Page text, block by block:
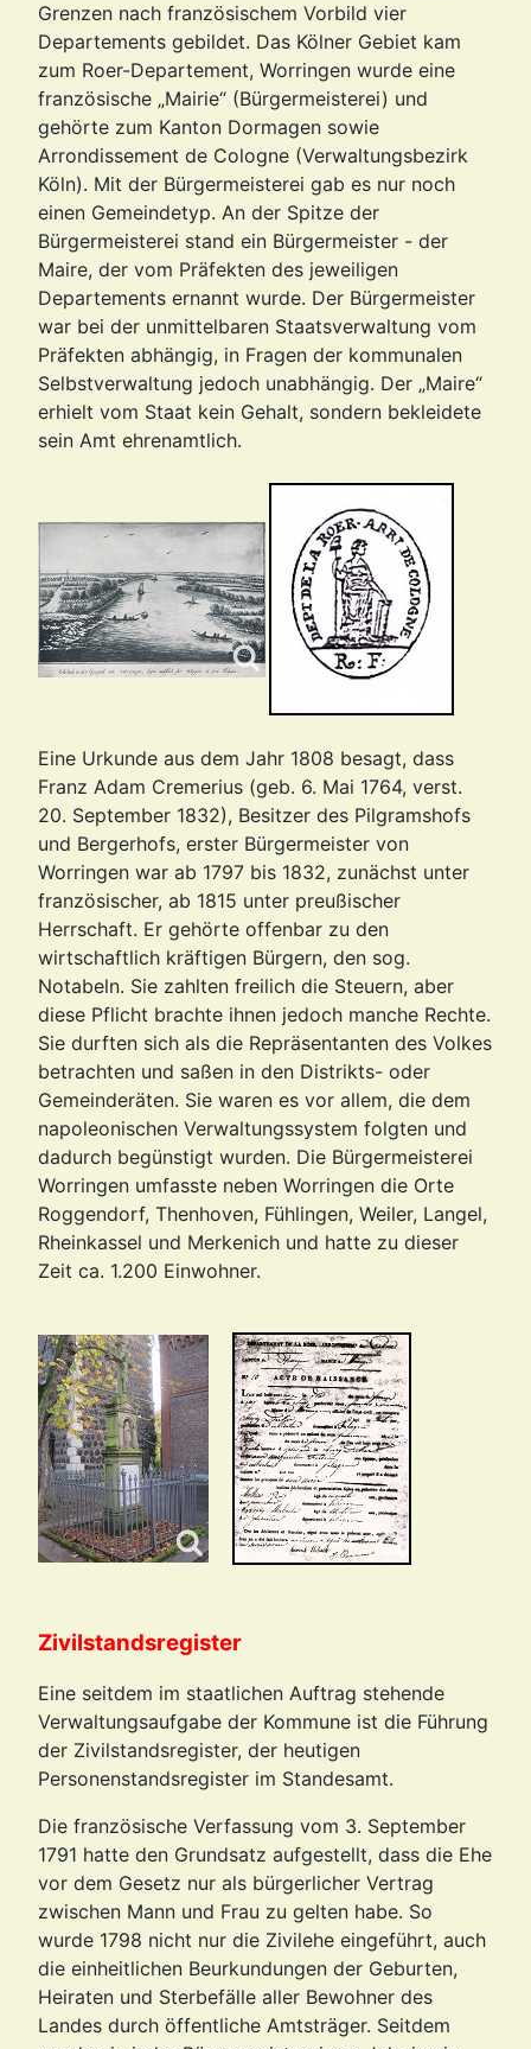
Grenzen nach französischem Vorbild vier
Departements gebildet. Das Kölner Gebiet kam
zum Roer-Departement, Worringen wurde eine
französische „Mairie“ (Bürgermeisterei) und
gehörte zum Kanton Dormagen sowie
Arrondissement de Cologne (Verwaltungsbezirk
Köln). Mit der Bürgermeisterei gab es nur noch
einen Gemeindetyp. An der Spitze der
Bürgermeisterei stand ein Bürgermeister - der
Maire, der vom Präfekten des jeweiligen
Departements ernannt wurde. Der Bürgermeister
war bei der unmittelbaren Staatsverwaltung vom
Präfekten abhängig, in Fragen der kommunalen
Selbstverwaltung jedoch unabhängig. Der „Maire“
erhielt vom Staat kein Gehalt, sondern bekleidete
sein Amt ehrenamtlich.
Eine Urkunde aus dem Jahr 1808 besagt, dass
Franz Adam Cremerius (geb. 6. Mai 1764, verst.
20. September 1832), Besitzer des Pilgramshofs
und Bergerhofs, erster Bürgermeister von
Worringen war ab 1797 bis 1832, zunächst unter
französischer, ab 1815 unter preußischer
Herrschaft. Er gehörte offenbar zu den
wirtschaftlich kräftigen Bürgern, den sog.
Notabeln. Sie zahlten freilich die Steuern, aber
diese Pflicht brachte ihnen jedoch manche Rechte.
Sie durften sich als die Repräsentanten des Volkes
betrachten und saßen in den Distrikts- oder
Gemeinderäten. Sie waren es vor allem, die dem
napoleonischen Verwaltungssystem folgten und
dadurch begünstigt wurden. Die Bürgermeisterei
Worringen umfasste neben Worringen die Orte
Roggendorf, Thenhoven, Fühlingen, Weiler, Langel,
Rheinkassel und Merkenich und hatte zu dieser
Zeit ca. 1.200 Einwohner.
Zivilstandsregister
Eine seitdem im staatlichen Auftrag stehende
Verwaltungsaufgabe der Kommune ist die Führung
der Zivilstandsregister, der heutigen
Personenstandsregister im Standesamt.
Die französische Verfassung vom 3. September
1791 hatte den Grundsatz aufgestellt, dass die Ehe
vor dem Gesetz nur als bürgerlicher Vertrag
zwischen Mann und Frau zu gelten habe. So
wurde 1798 nicht nur die Zivilehe eingeführt, auch
die einheitlichen Beurkundungen der Geburten,
Heiraten und Sterbefälle aller Bewohner des
Landes durch öffentliche Amtsträger. Seitdem